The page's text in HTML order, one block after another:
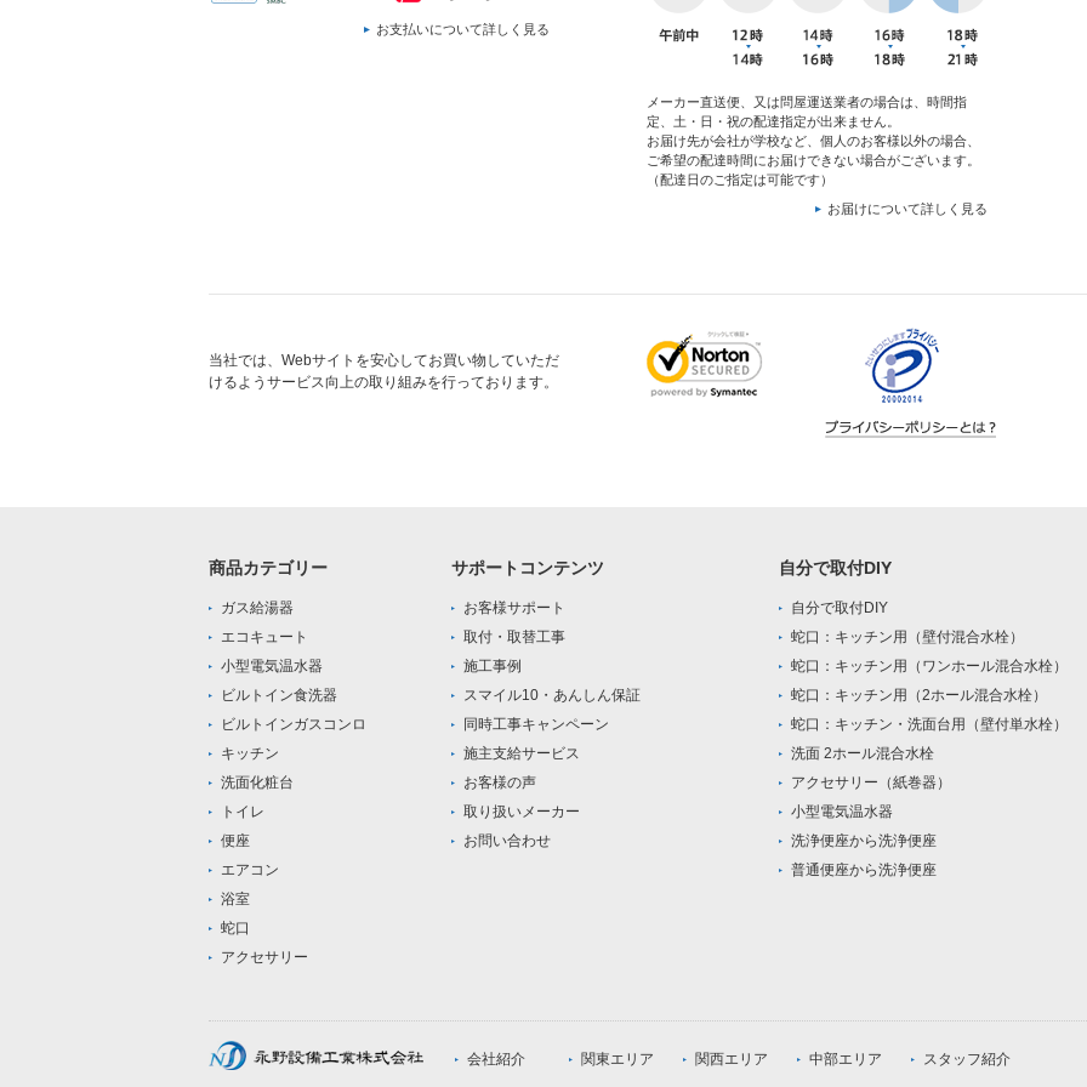
お支払いについて詳しく見る
メーカー直送便、又は問屋運送業者の場合は、時間指
定、土・日・祝の配達指定が出来ません。
お届け先が会社が学校など、個人のお客様以外の場合、
ご希望の配達時間にお届けできない場合がございます。
（配達日のご指定は可能です）
お届けについて詳しく見る
当社では、Webサイトを安心してお買い物していただ
けるようサービス向上の取り組みを行っております。
商品カテゴリー
ガス給湯器
エコキュート
小型電気温水器
ビルトイン食洗器
ビルトインガスコンロ
キッチン
洗面化粧台
トイレ
便座
エアコン
浴室
蛇口
アクセサリー
サポートコンテンツ
お客様サポート
取付・取替工事
施工事例
スマイル10・あんしん保証
同時工事キャンペーン
施主支給サービス
お客様の声
取り扱いメーカー
お問い合わせ
自分で取付DIY
自分で取付DIY
蛇口：キッチン用（壁付混合水栓）
蛇口：キッチン用（ワンホール混合水栓）
蛇口：キッチン用（2ホール混合水栓）
蛇口：キッチン・洗面台用（壁付単水栓）
洗面 2ホール混合水栓
アクセサリー（紙巻器）
小型電気温水器
洗浄便座から洗浄便座
普通便座から洗浄便座
会社紹介 関東エリア 関西エリア 中部エリア スタッフ紹介